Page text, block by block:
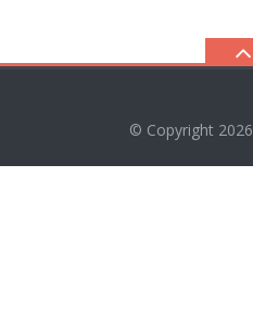
© Copyright 2026